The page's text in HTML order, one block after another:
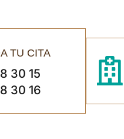
TU CITA
30 15
30 16